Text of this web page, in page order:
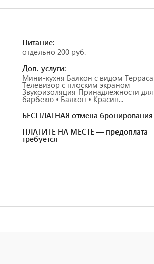
Питание:
отдельно 200 руб.
Доп. услуги:
Мини-кухня Балкон с видом Терраса
Телевизор с плоским экраном
Звукоизоляция Принадлежности для
барбекю • Балкон • Красив...
БЕСПЛАТНАЯ отмена бронирования
ПЛАТИТЕ НА МЕСТЕ — предоплата
требуется